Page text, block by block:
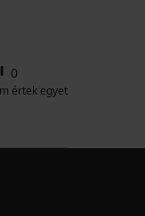
0
értek egyet